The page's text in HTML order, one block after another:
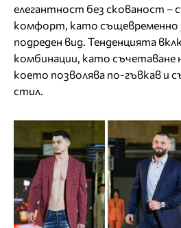
елегантност без скованост –
комфорт, като същевременно
подреден вид. Тенденцията
комбинации, като съчетаване
което позволява по-гъвкав и
стил.